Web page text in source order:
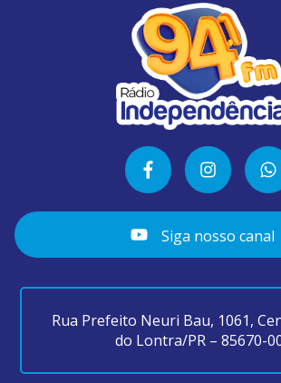
Siga nosso canal
Rua Prefeito Neuri Bau, 1061,
do Lontra/PR – 85670-